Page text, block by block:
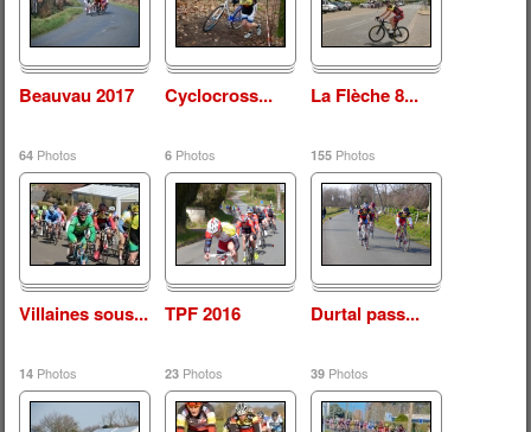
Beauvau 2017
64Photos
Cyclocross...
6Photos
La Flèche 8...
155Photos
Villaines sous...
14Photos
TPF 2016
23Photos
Durtal pass...
39Photos